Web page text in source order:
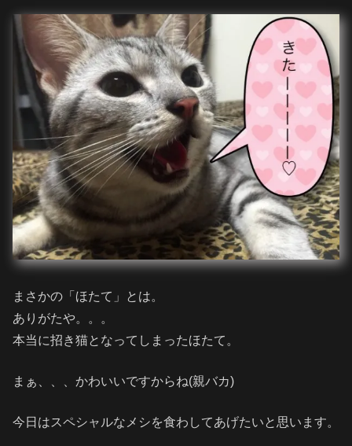
まさかの「ほたて」とは。
ありがたや。。。
本当に招き猫となってしまったほたて。
まぁ、、、かわいいですからね(親バカ)
今日はスペシャルなメシを食わしてあげたいと思います。